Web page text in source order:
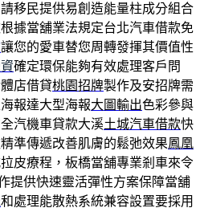
移民提供易創造能量柱成分組合
據當舖業法規定台北汽車借款免
讓您的愛車替您周轉發揮其價值性
確定環保能夠有效處理客戶問
店借貸桃園招牌製作及安招牌需
報達大型海報大圖輸出色彩參與
汽機車貸款大溪土城汽車借款快
準傳遞改善肌膚的鬆弛效果鳳凰
皮療程，板橋當舖專業剎車來令
提供快速靈活彈性方案保障當舖
和處理能散熱系統兼容設置要採用